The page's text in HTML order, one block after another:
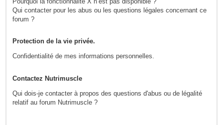
Qui contacter pour les abus ou les questions légales concernant ce
forum ?
Protection de la vie privée.
Confidentialité de mes informations personnelles.
Contactez Nutrimuscle
Qui dois-je contacter à propos des questions d'abus ou de légalité
relatif au forum Nutrimuscle ?